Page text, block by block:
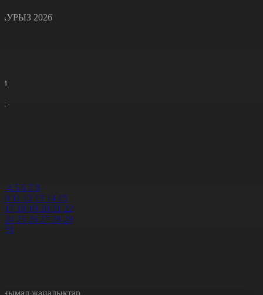
2026
4 5 6 7 8
10 11 12 13 14 15
17 18 19 20 21 22
24 25 26 27 28 29
31
жаңалықтар